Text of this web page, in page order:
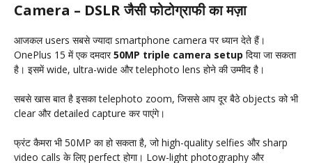
Camera – DSLR जैसी फोटोग्राफी का मज़ा
आजकल users सबसे ज्यादा smartphone camera पर ध्यान देते हैं।
OnePlus 15 में एक दमदार50MP triple camera setup दिया जा सकता
है। इसमें wide, ultra-wide और telephoto lens होने की उम्मीद है।
सबसे खास बात है इसका telephoto zoom, जिससे आप दूर बैठे objects को भी
clear और detailed capture कर पाएंगे।
फ्रंट कैमरा भी 50MP का हो सकता है, जो high-quality selfies और sharp
video calls के लिए perfect होगा। Low-light photography और